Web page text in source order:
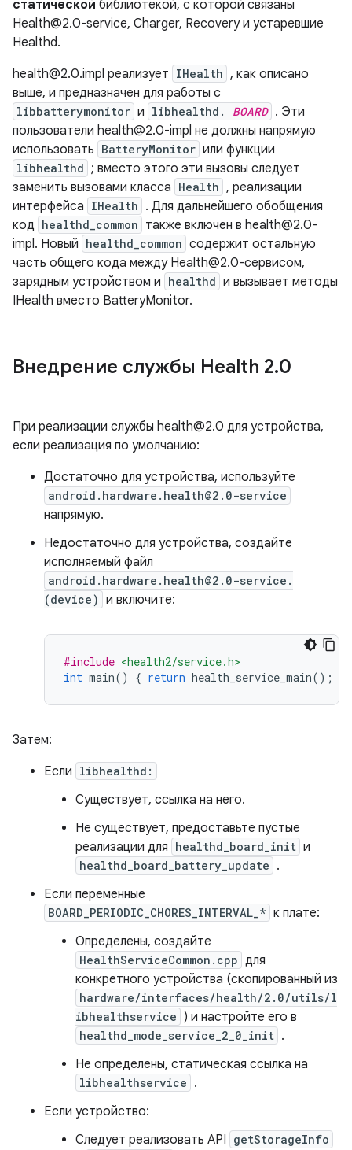
статической библиотекой, с которой связаны
Health@2.0-service, Charger, Recovery и устаревшие
Healthd.
health@2.0.impl реализует IHealth , как описано
выше, и предназначен для работы с
libbatterymonitor и libhealthd. BOARD . Эти
пользователи health@2.0-impl не должны напрямую
использовать BatteryMonitor или функции
libhealthd ; вместо этого эти вызовы следует
заменить вызовами класса Health , реализации
интерфейса IHealth . Для дальнейшего обобщения
код healthd_common также включен в health@2.0-
impl. Новый healthd_common содержит остальную
часть общего кода между Health@2.0-сервисом,
зарядным устройством и healthd и вызывает методы
IHealth вместо BatteryMonitor.
Внедрение службы Health 2.0
При реализации службы health@2.0 для устройства,
если реализация по умолчанию:
Достаточно для устройства, используйте
android.hardware.health@2.0-service
напрямую.
Недостаточно для устройства, создайте
исполняемый файл
android.hardware.health@2.0-service.
(device) и включите:
#include <health2/service.h>
int main() { return health_service_main();
Затем:
Если libhealthd:
Существует, ссылка на него.
Не существует, предоставьте пустые
реализации для healthd_board_init и
healthd_board_battery_update .
Если переменные
BOARD_PERIODIC_CHORES_INTERVAL_* к плате:
Определены, создайте
HealthServiceCommon.cpp для
конкретного устройства (скопированный из
hardware/interfaces/health/2.0/utils/l
ibhealthservice ) и настройте его в
healthd_mode_service_2_0_init .
Не определены, статическая ссылка на
libhealthservice .
Если устройство:
Следует реализовать API getStorageInfo